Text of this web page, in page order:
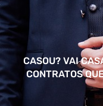
CASOU? VAI
CONTRATOS